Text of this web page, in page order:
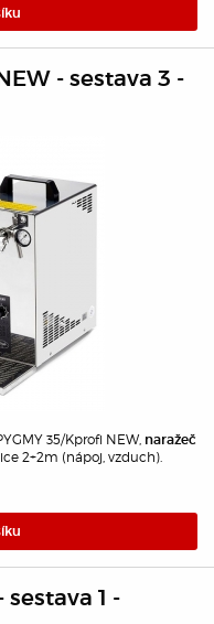
- sestava 3 -
35/Kprofi NEW, naražeč
2+2m (nápoj, vzduch).
1 -